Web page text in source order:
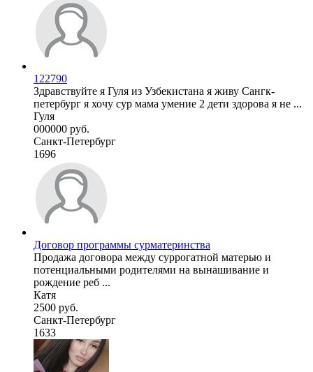
122790
Здравствуйте я Гуля из Узбекистана я живу Сангк-
петербург я хочу сур мама умение 2 дети здорова я не ...
Гуля
000000 руб.
Санкт-Петербург
1696
Договор программы сурматеринства
Продажа договора между суррогатной матерью и
потенциальными родителями на вынашивание и
рождение реб ...
Катя
2500 руб.
Санкт-Петербург
1633